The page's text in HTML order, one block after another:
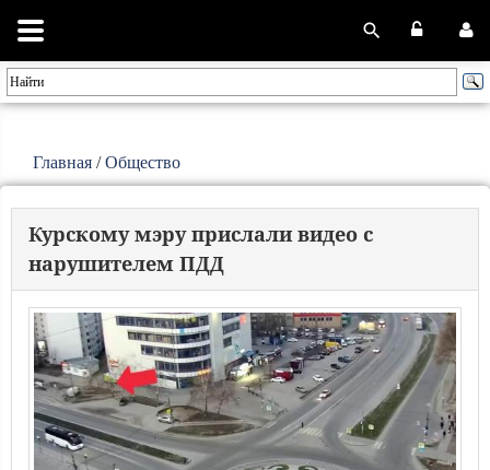
Главная /Общество
Курскому мэру прислали видео с
нарушителем ПДД